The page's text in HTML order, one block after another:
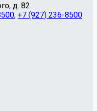
д. 82
, +7 (927) 236-8500